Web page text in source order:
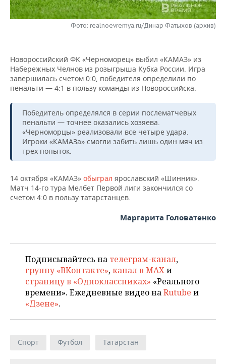
НЕФТЕХИМИЯ
ЭНЕРГЕТИКА
РОЗНИЧНАЯ ТОРГОВЛЯ
УСЛУГИ
НОВОСТИ ТЕХНОЛОГИЙ
МЕДИА
ТЕЛЕКОММУНИКАЦИИ
МЕРОПРИЯТИЯ
ВЫЕЗДНАЯ РЕДАКЦИЯ
БИЗНЕС-БРАНЧИ
ONLINE-КОНФЕРЕНЦИИ
ОТКРЫТАЯ ЛЕКЦИЯ
НОВОСТИ СПОРТА
ФУТБОЛ
ХОККЕЙ
БАСКЕТБОЛ
ВОЛЕЙБОЛ
КИБЕРСПОРТ
ФИГУРНОЕ КАТАНИЕ
ОБЩЕСТВО
НОВОСТИ ОБЩЕСТВА
ВЛАСТЬ
ИНФРАСТРУКТУРА
ИСТОРИЯ
КУЛЬТУРА
ФОТОГАЛЕРЕЯ
СЮЖЕТЫ
СПРАВОЧНИК
СПИСОК ПЕРСОН
СПИСОК КОМПАНИЙ
ПОЛНАЯ ВЕРСИЯ
Фото: realnoevremya.ru/Динар Фатыхов (архив)
Новороссийский ФК «Черноморец» выбил «КАМАЗ» из
Набережных Челнов из розыгрыша Кубка России. Игра
завершилась счетом 0:0, победителя определили по
пенальти — 4:1 в пользу команды из Новороссийска.
Победитель определялся в серии послематчевых
пенальти — точнее оказались хозяева.
«Черноморцы» реализовали все четыре удара.
Игроки «КАМАЗа» смогли забить лишь один мяч из
трех попыток.
14 октября «КАМАЗ» обыграл ярославский «Шинник».
Матч 14-го тура Мелбет Первой лиги закончился со
счетом 4:0 в пользу татарстанцев.
Маргарита Головатенко
Подписывайтесь на телеграм-канал,
группу «ВКонтакте»,канал в MAXи
страницу в «Одноклассниках» «Реального
времени». Ежедневные видео наRutube и
«Дзене».
Спорт Футбол Татарстан